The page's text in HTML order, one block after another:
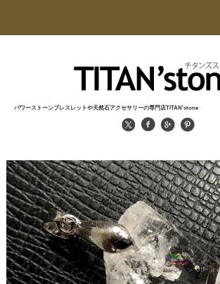
パワーストーンブレスレットや天然石アクセサリーの専門店TITAN'stone